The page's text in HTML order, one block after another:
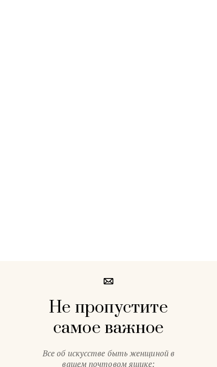
Не пропустите
самое важное
Все об искусстве быть женщиной в
вашем почтовом ящике: